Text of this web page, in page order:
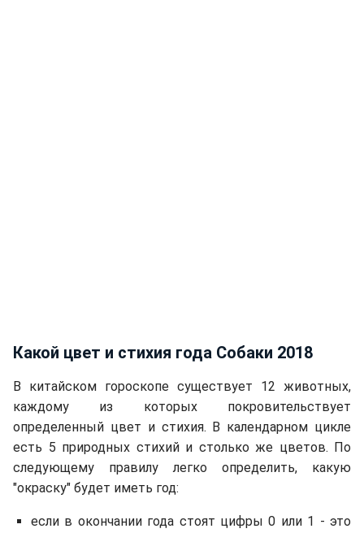
Какой цвет и стихия года Собаки 2018
В китайском гороскопе существует 12 животных,
каждому из которых покровительствует
определенный цвет и стихия. В календарном цикле
есть 5 природных стихий и столько же цветов. По
следующему правилу легко определить, какую
"окраску" будет иметь год:
если в окончании года стоят цифры 0 или 1 - это